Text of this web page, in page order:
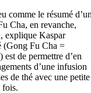
comme le résumé
Cha, en revanche,
explique Kaspar
(Gong Fu Cha =
de permettre d’en
d’une infusion
de thé avec une petite
fois.